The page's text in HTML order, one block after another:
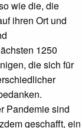
wie die, die
ihren Ort und
1250
die sich für
Pandemie sind
geschafft, ein